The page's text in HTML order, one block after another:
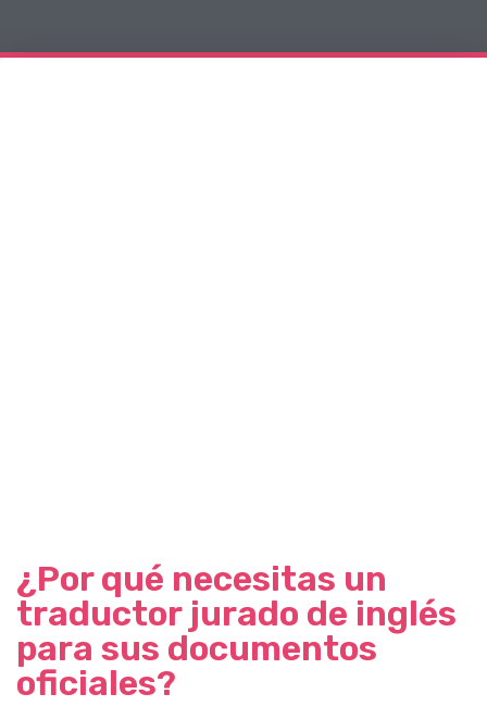
¿Por qué necesitas un
traductor jurado de inglés
para sus documentos
oficiales?